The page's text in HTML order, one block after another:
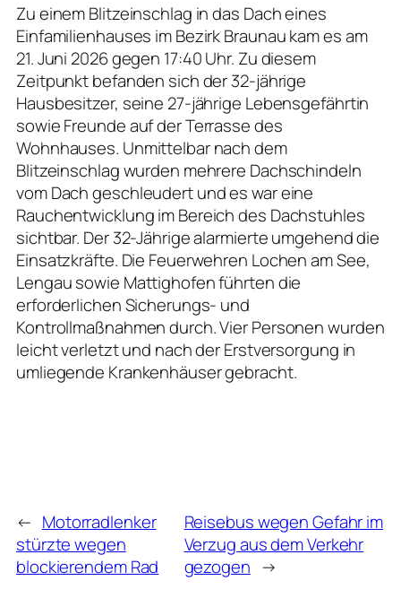
Zu einem Blitzeinschlag in das Dach eines
Einfamilienhauses im Bezirk Braunau kam es am
21. Juni 2026 gegen 17:40 Uhr. Zu diesem
Zeitpunkt befanden sich der 32-jährige
Hausbesitzer, seine 27-jährige Lebensgefährtin
sowie Freunde auf der Terrasse des
Wohnhauses. Unmittelbar nach dem
Blitzeinschlag wurden mehrere Dachschindeln
vom Dach geschleudert und es war eine
Rauchentwicklung im Bereich des Dachstuhles
sichtbar. Der 32-Jährige alarmierte umgehend die
Einsatzkräfte. Die Feuerwehren Lochen am See,
Lengau sowie Mattighofen führten die
erforderlichen Sicherungs- und
Kontrollmaßnahmen durch. Vier Personen wurden
leicht verletzt und nach der Erstversorgung in
umliegende Krankenhäuser gebracht.
← Motorradlenker
stürzte wegen
blockierendem Rad
Reisebus wegen Gefahr im
Verzug aus dem Verkehr
gezogen →